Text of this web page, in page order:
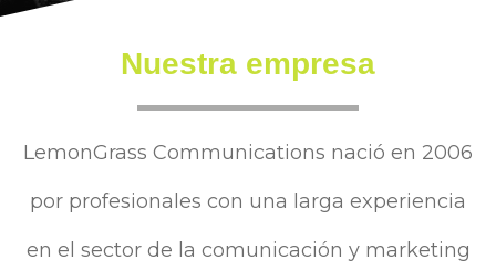
Nuestra empresa
LemonGrass Communications nació en 2006
por profesionales con una larga experiencia
en el sector de la comunicación y marketing